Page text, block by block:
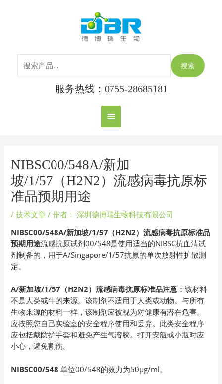
主
菜
单
搜索
服务热线：0755-28685181
NIBSC00/548A/新加
坡/1/57（H2N2）流感病毒抗原标
准品预期用途
/技术文章 / 作者： 深圳德博瑞生物科技有限公司
NIBSC00/548A/新加坡/1/57（H2N2）流感病毒抗原标准品
预期用途流感抗原试剂00/548是使用适当的NIBSC抗血清试
剂制备的，用于A/Singapore/1/57抗原的单次放射性扩散测
定。
A/新加坡/1/57（H2N2）流感病毒抗原标准品注意 ：该材料
不是人类或牛的来源。该制剂不适用于人类或动物。与所有
生物来源的材料一样，该制剂应被视为对健康有潜在危害。
应按照您自己实验室的安全程序使用和丢弃。此类安全程序
应包括戴防护手套和避免产生气溶胶。打开安瓿或小瓶时应
小心，避免割伤。
NIBSC00/548 单位00/548的效力为50µg/ml。